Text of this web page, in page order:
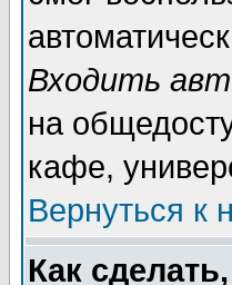
Входить
на
кафе,
Вернуться к
Как